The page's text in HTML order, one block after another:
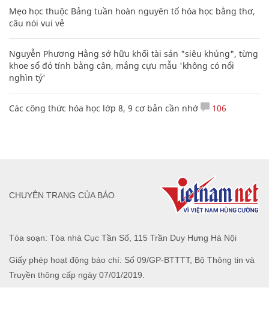
Mẹo học thuộc Bảng tuần hoàn nguyên tố hóa học bằng thơ,
câu nói vui vẻ
Nguyễn Phương Hằng sở hữu khối tài sản "siêu khủng", từng
khoe sổ đỏ tính bằng cân, mắng cựu mẫu 'không có nổi
nghìn tỷ'
Các công thức hóa học lớp 8, 9 cơ bản cần nhớ 106
Tòa soạn: Tòa nhà Cục Tần Số, 115 Trần Duy Hưng Hà Nội
Giấy phép hoạt động báo chí: Số 09/GP-BTTTT, Bộ Thông tin và
Truyền thông cấp ngày 07/01/2019.
CHUYÊN TRANG CỦA BÁO